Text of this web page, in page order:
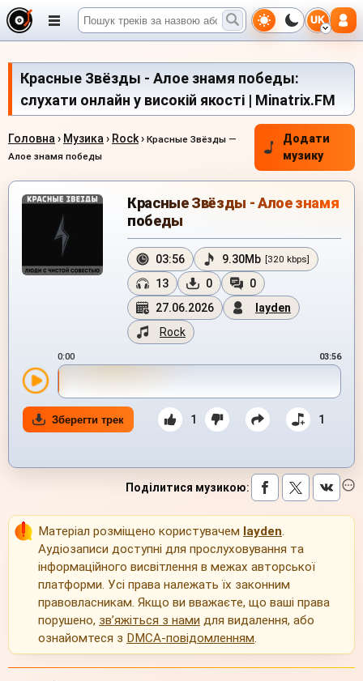
UK
Красные Звёзды - Алое знамя победы:
слухати онлайн у високій якості | Minatrix.FM
Головна › Музика › Rock› Красные Звёзды —
Алое знамя победы
Додати
музику
Красные Звёзды - Алое знамя
победы
03:56 9.30Mb [320 kbps]
13 0
0
27.06.2026
layden
Rock
0:00 03:56
Зберегти трек 1 1
Поділитися музикою:
Матеріал розміщено користувачем layden.
Аудіозаписи доступні для прослуховування та
інформаційного висвітлення в межах авторської
платформи. Усі права належать їх законним
правовласникам. Якщо ви вважаєте, що ваші права
порушено, зв’яжіться з нами для видалення, або
ознайомтеся з DMCA-повідомленням.